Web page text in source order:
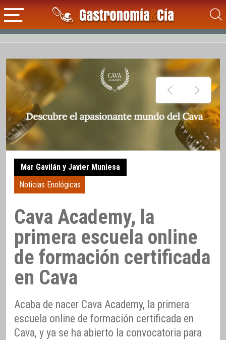
Mar Gavilán y Javier Muniesa
Noticias Enológicas
Cava Academy, la
primera escuela online
de formación certificada
en Cava
Acaba de nacer Cava Academy, la primera
escuela online de formación certificada en
Cava, y ya se ha abierto la convocatoria para